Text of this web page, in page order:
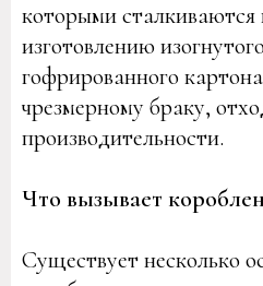
которыми
изготовлению
гофрированного
чрезмерному браку,
производительности.
Что вызывает
Существует несколько